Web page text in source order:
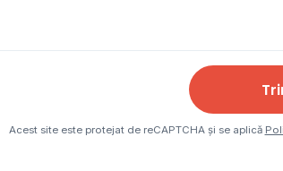
Acest site este protejat de reCAPTCHA și se aplică